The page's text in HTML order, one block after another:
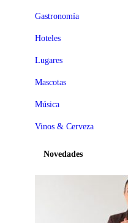
Gastronomía
Hoteles
Lugares
Mascotas
Música
Vinos & Cerveza
Novedades